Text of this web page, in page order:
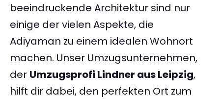
beeindruckende Architektur sind nur
einige der vielen Aspekte, die
Adiyaman zu einem idealen Wohnort
machen. Unser Umzugsunternehmen,
der Umzugsprofi Lindner aus Leipzig,
hilft dir dabei, den perfekten Ort zum